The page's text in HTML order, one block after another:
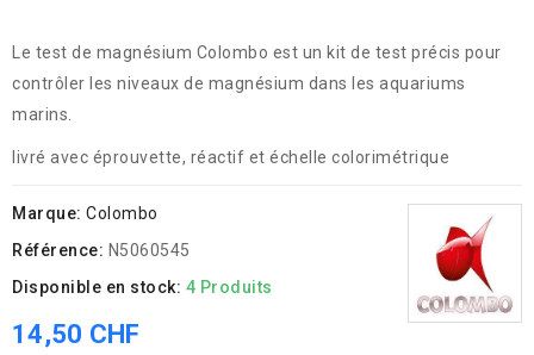
Le test de magnésium Colombo est un kit de test précis pour
contrôler les niveaux de magnésium dans les aquariums
marins.
livré avec éprouvette, réactif et échelle colorimétrique
Marque: Colombo
Référence: N5060545
Disponible en stock: 4 Produits
14,50 CHF